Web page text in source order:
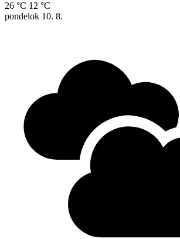
26 °C 12 °C
pondelok 10. 8.